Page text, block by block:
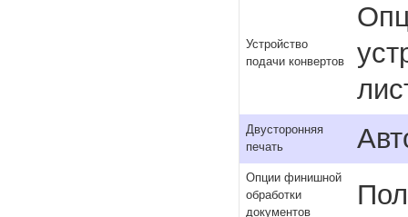
Устройство
подачи конвертов
Двусторонняя
печать
Опции финишной
обработки
документов